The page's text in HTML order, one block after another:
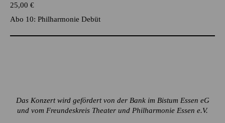
25,00 €
Abo 10: Philharmonie Debüt
Das Konzert wird gefördert von der Bank im Bistum Essen eG
und vom Freundeskreis Theater und Philharmonie Essen e.V.